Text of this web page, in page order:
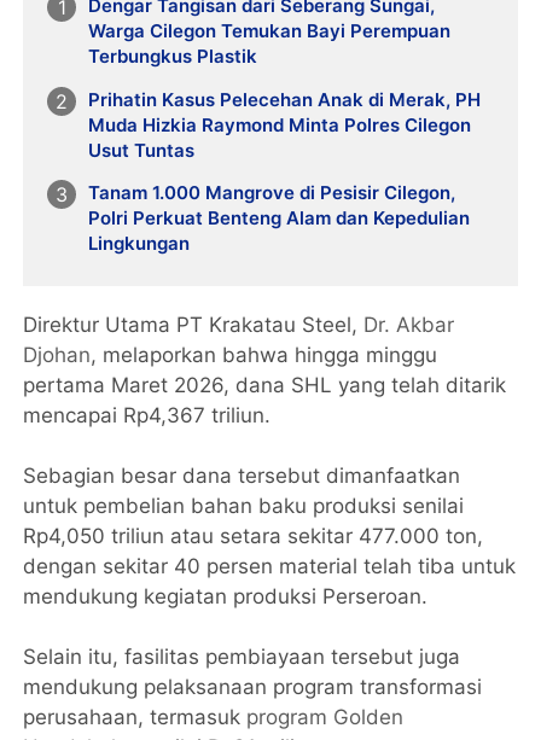
Dengar Tangisan dari Seberang Sungai,
Warga Cilegon Temukan Bayi Perempuan
Terbungkus Plastik
Prihatin Kasus Pelecehan Anak di Merak, PH
Muda Hizkia Raymond Minta Polres Cilegon
Usut Tuntas
Tanam 1.000 Mangrove di Pesisir Cilegon,
Polri Perkuat Benteng Alam dan Kepedulian
Lingkungan
Direktur Utama PT Krakatau Steel, Dr. Akbar
Djohan, melaporkan bahwa hingga minggu
pertama Maret 2026, dana SHL yang telah ditarik
mencapai Rp4,367 triliun.
Sebagian besar dana tersebut dimanfaatkan
untuk pembelian bahan baku produksi senilai
Rp4,050 triliun atau setara sekitar 477.000 ton,
dengan sekitar 40 persen material telah tiba untuk
mendukung kegiatan produksi Perseroan.
Selain itu, fasilitas pembiayaan tersebut juga
mendukung pelaksanaan program transformasi
perusahaan, termasuk program Golden